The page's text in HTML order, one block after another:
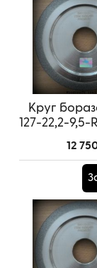
Круг
127-22,2-9,5-
(Корея)
12